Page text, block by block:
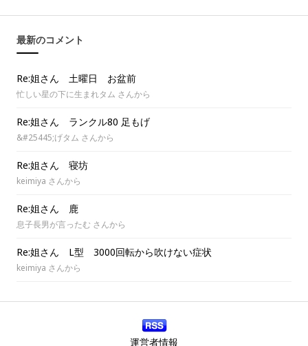
最新のコメント
Re:姐さん 土曜日 お盆前
忙しい星の下に生まれタム さんから
Re:姐さん ランクル80 足もげ
&#25445;げタム さんから
Re:姐さん 寝坊
keimiya さんから
Re:姐さん 鹿
息子長男が言ったむ さんから
Re:姐さん L型 3000回転から吹けない症状
keimiya さんから
運営者情報